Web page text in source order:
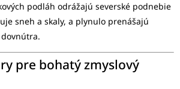
podláh odrážajú severské podnebie
sneh a skaly, a plynulo prenášajú
pre bohatý zmyslový